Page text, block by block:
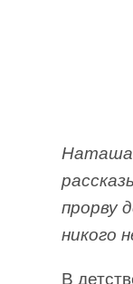
Наташа
прорву
никого
В